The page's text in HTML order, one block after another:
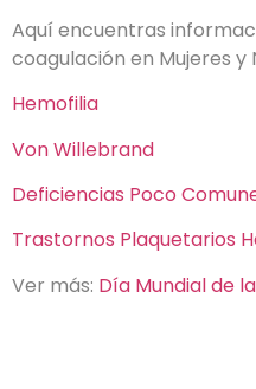
Aquí encuentras
coagulación en Mujeres y
Hemofilia
Von Willebrand
Deficiencias Poco
Trastornos Plaquetarios
Ver más: Día Mundial de